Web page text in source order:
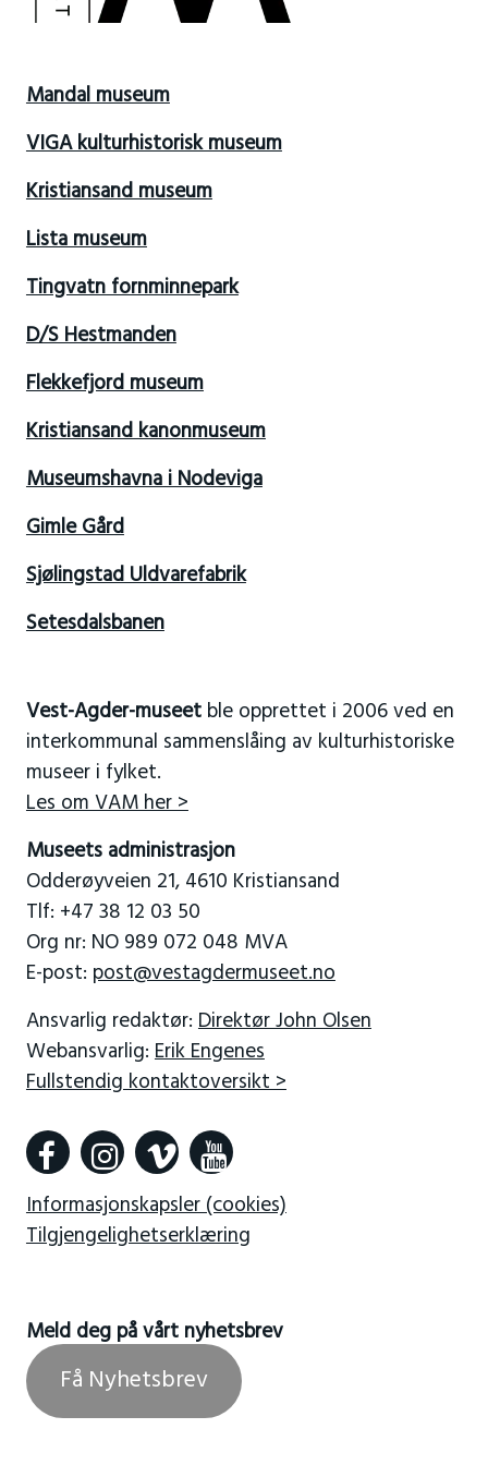
Mandal museum
VIGA kulturhistorisk museum
Kristiansand museum
Lista museum
Tingvatn fornminnepark
D/S Hestmanden
Flekkefjord museum
Kristiansand kanonmuseum
Museumshavna i Nodeviga
Gimle Gård
Sjølingstad Uldvarefabrik
Setesdalsbanen
Vest-Agder-museetble opprettet i 2006 ved en
interkommunal sammenslåing av kulturhistoriske
museer i fylket.
Les om VAM her >
Museets administrasjon
Odderøyveien 21, 4610 Kristiansand
Tlf: +47 38 12 03 50
Org nr: NO 989 072 048 MVA
E-post: post@vestagdermuseet.no
Ansvarlig redaktør: Direktør John Olsen
Webansvarlig: Erik Engenes
Fullstendig kontaktoversikt >
Informasjonskapsler (cookies)
Tilgjengelighetserklæring
Meld deg på vårt nyhetsbrev
Få Nyhetsbrev